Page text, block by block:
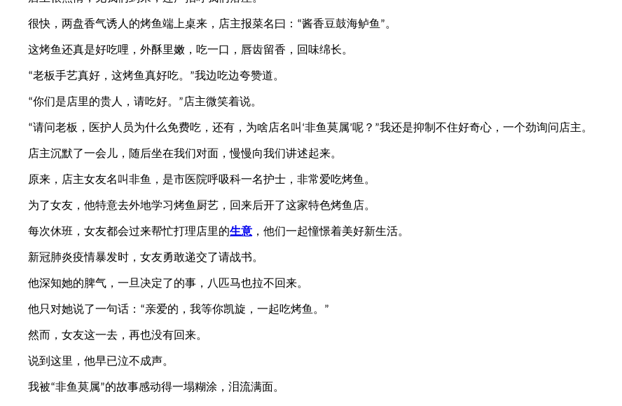
很快，两盘香气诱人的烤鱼端上桌来，店主报菜名曰： “酱香豆鼓海鲈鱼 ”。
这烤鱼还真是好吃哩，外酥里嫩，吃一口，唇齿留香，回味绵长。
“老板手艺真好，这烤鱼真好吃。 ”我边吃边夸赞道。
“你们是店里的贵人，请吃好。 ”店主微笑着说。
“请问老板，医护人员为什么免费吃，还有，为啥店名叫 ‘非鱼莫属’呢？ ”我还是抑制不住好奇心，一个劲询问店主。
店主沉默了一会儿，随后坐在我们对面，慢慢向我们讲述起来。
原来，店主女友名叫非鱼，是市医院呼吸科一名护士，非常爱吃烤鱼。
为了女友，他特意去外地学习烤鱼厨艺，回来后开了这家特色烤鱼店。
每次休班，女友都会过来帮忙打理店里的生意 ，他们一起憧憬着美好新生活。
新冠肺炎疫情暴发时，女友勇敢递交了请战书。
他深知她的脾气，一旦决定了的事，八匹马也拉不回来。
他只对她说了一句话： “亲爱的，我等你凯旋，一起吃烤鱼。 ”
然而，女友这一去，再也没有回来。
说到这里，他早已泣不成声。
我被“非鱼莫属”的故事感动得一塌糊涂，泪流满面。